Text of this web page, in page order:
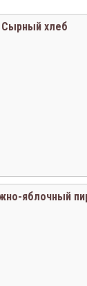
Сырный хлеб
яблочный